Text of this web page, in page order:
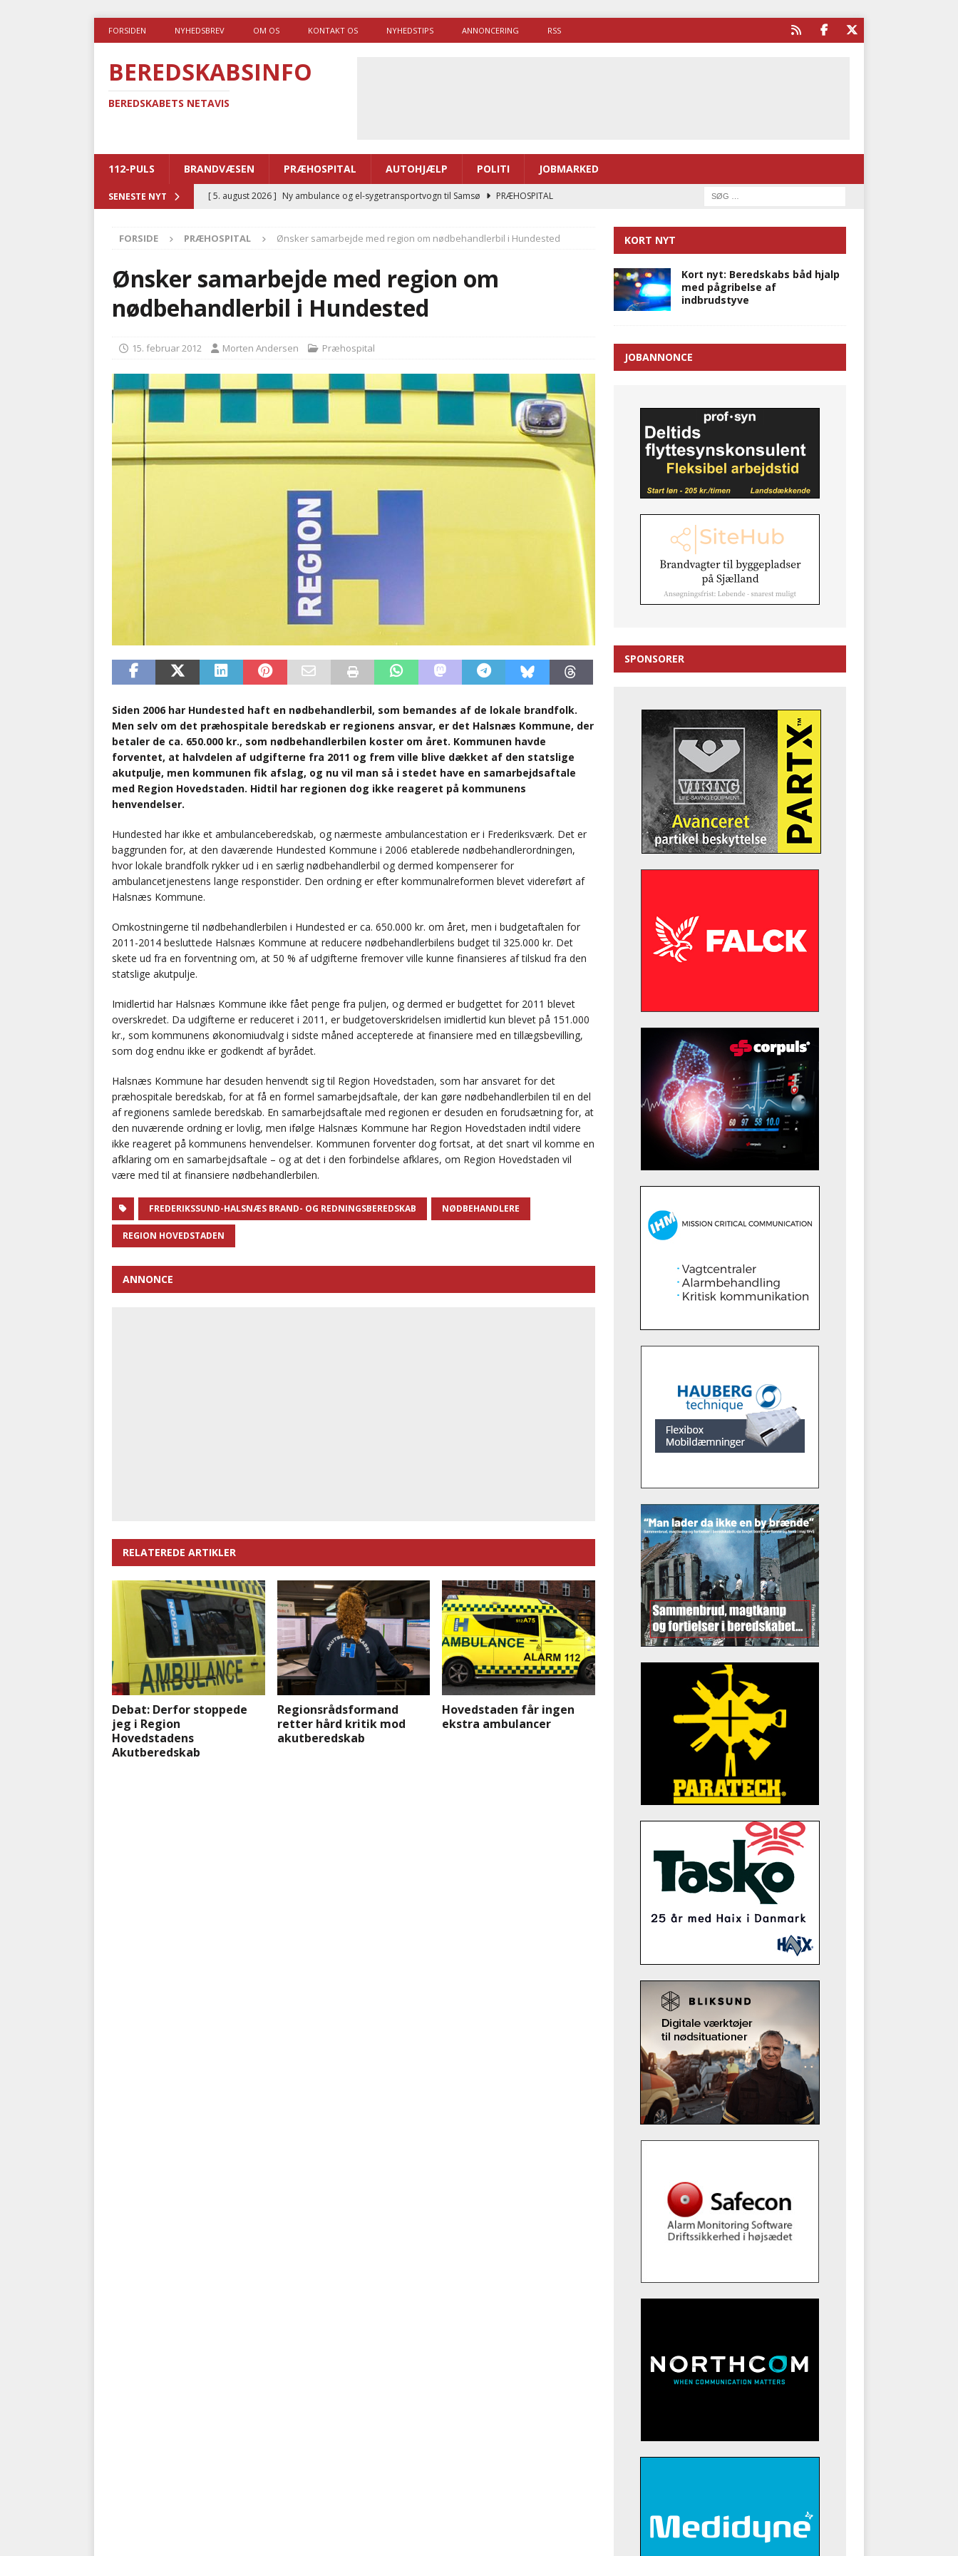
FORSIDEN NYHEDSBREV OM OS KONTAKT OS NYHEDSTIPS ANNONCERING RSS
BEREDSKABSINFO
BEREDSKABETS NETAVIS
112-PULS BRANDVÆSEN PRÆHOSPITAL AUTOHJÆLP POLITI JOBMARKED
SENESTE NYT [ 5. august 2026 ] Ny ambulance og el-sygetransportvogn til Samsø
PRÆHOSPITAL
BRANDVÆSEN
[ 4. august 2026 ]
Ny treårig politiuddannelse skal ruste betjentene til mere kompleks
POLITI
[ 3. august 2026 ] Kommunerne driver flere brandstationer, mens Falcks andel fortsætter
med at falde
BRANDVÆSEN
i det offentlige
PRÆHOSPITAL
FORSIDE PRÆHOSPITAL Ønsker samarbejde med region om nødbehandlerbil i Hundested
Ønsker samarbejde med region om
nødbehandlerbil i Hundested
15. februar 2012 Morten Andersen Præhospital
Siden 2006 har Hundested haft en nødbehandlerbil, som bemandes af de lokale brandfolk.
Men selv om det præhospitale beredskab er regionens ansvar, er det Halsnæs Kommune, der
betaler de ca. 650.000 kr., som nødbehandlerbilen koster om året. Kommunen havde
forventet, at halvdelen af udgifterne fra 2011 og frem ville blive dækket af den statslige
akutpulje, men kommunen fik afslag, og nu vil man så i stedet have en samarbejdsaftale
med Region Hovedstaden. Hidtil har regionen dog ikke reageret på kommunens
henvendelser.
Hundested har ikke et ambulanceberedskab, og nærmeste ambulancestation er i Frederiksværk. Det er
baggrunden for, at den daværende Hundested Kommune i 2006 etablerede nødbehandlerordningen,
hvor lokale brandfolk rykker ud i en særlig nødbehandlerbil og dermed kompenserer for
ambulancetjenestens lange responstider. Den ordning er efter kommunalreformen blevet videreført af
Halsnæs Kommune.
Omkostningerne til nødbehandlerbilen i Hundested er ca. 650.000 kr. om året, men i budgetaftalen for
2011-2014 besluttede Halsnæs Kommune at reducere nødbehandlerbilens budget til 325.000 kr. Det
skete ud fra en forventning om, at 50 % af udgifterne fremover ville kunne finansieres af tilskud fra den
statslige akutpulje.
Imidlertid har Halsnæs Kommune ikke fået penge fra puljen, og dermed er budgettet for 2011 blevet
overskredet. Da udgifterne er reduceret i 2011, er budgetoverskridelsen imidlertid kun blevet på 151.000
kr., som kommunens økonomiudvalg i sidste måned accepterede at finansiere med en tillægsbevilling,
som dog endnu ikke er godkendt af byrådet.
Halsnæs Kommune har desuden henvendt sig til Region Hovedstaden, som har ansvaret for det
præhospitale beredskab, for at få en formel samarbejdsaftale, der kan gøre nødbehandlerbilen til en del
af regionens samlede beredskab. En samarbejdsaftale med regionen er desuden en forudsætning for, at
den nuværende ordning er lovlig, men ifølge Halsnæs Kommune har Region Hovedstaden indtil videre
ikke reageret på kommunens henvendelser. Kommunen forventer dog fortsat, at det snart vil komme en
afklaring om en samarbejdsaftale – og at det i den forbindelse afklares, om Region Hovedstaden vil
være med til at finansiere nødbehandlerbilen.
FREDERIKSSUND-HALSNÆS BRAND- OG REDNINGSBEREDSKAB NØDBEHANDLERE
REGION HOVEDSTADEN
ANNONCE
RELATEREDE ARTIKLER
Debat: Derfor stoppede
jeg i Region
Hovedstadens
Akutberedskab
Regionsrådsformand
retter hård kritik mod
akutberedskab
Hovedstaden får ingen
ekstra ambulancer
KORT NYT
Kort nyt: Beredskabs båd hjalp
med pågribelse af
indbrudstyve
JOBANNONCE
SPONSORER